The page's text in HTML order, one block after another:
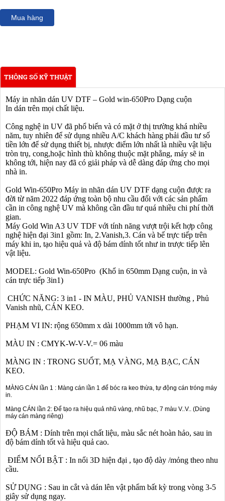
Mua hàng
THÔNG SỐ KỸ THUẬT
Máy in nhãn dán UV DTF – Gold win-650Pro Dạng cuộn
In dán trên mọi chất liệu.
Công nghệ in UV đã phổ biến và có mặt ở thị trường khá nhiều
năm, tuy nhiên để sử dụng nhiều A/C khách hàng phải đầu tư số
tiền lớn để sử dụng thiết bị, nhược điểm lớn nhất là nhiều vật liệu
tròn trụ, cong,hoặc hình thù không thuộc mặt phẳng, máy sẽ in
không tới, hiện nay đã có giải pháp và dễ dàng đáp ứng cho mọi
nhà in.
Gold Win-650Pro Máy in nhãn dán UV DTF dạng cuộn được ra
đời từ năm 2022 đáp ứng toàn bộ nhu cầu đối với các sản phẩm
cần in công nghệ UV mà không cần đầu tư quá nhiều chi phí thời
gian.
Máy Gold Win A3 UV TDF với tính năng vượt trội kết hợp công
nghệ hiện đại 3in1 gồm: In, 2.Vanish,3. Cán và bế trực tiếp trên
máy khi in, tạo hiệu quả và độ bám dính tốt như in trược tiếp lên
vật liệu.
MODEL: Gold Win-650Pro (Khổ in 650mm Dạng cuộn, in và
cán trực tiếp 3in1)
CHỨC NĂNG: 3 in1 - IN MÀU, PHỦ VANISH thường , Phủ
Vanish nhũ, CÁN KEO.
PHẠM VI IN: rộng 650mm x dài 1000mm tới vô hạn.
MÀU IN : CMYK-W-V-V.= 06 màu
MÀNG IN : TRONG SUỐT, MẠ VÀNG, MẠ BẠC, CÁN
KEO.
MÀNG CÁN lần 1 : Màng cán lần 1 để bóc ra keo thừa, tự động cán tróng máy
in.
Màng CÁN lần 2: Để tạo ra hiệu quả nhũ vàng, nhũ bạc, 7 màu V..V.. (Dùng
máy cán màng riêng)
ĐỘ BÁM : Dính trên mọi chất liệu, màu sắc nét hoàn hảo, sau in
độ bám dính tốt và hiệu quả cao.
ĐIỂM NỔI BẬT : In nổi 3D hiện đại , tạo độ dày /mỏng theo nhu
cầu.
SỬ DỤNG : Sau in cắt và dán lên vật phẩm bất kỳ trong vòng 3-5
giây sử dụng ngay.